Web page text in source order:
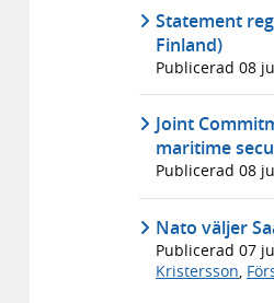
Statement
Finland)
Publicerad 08
Joint
maritime
Publicerad 08
Nato väljer
Publicerad 07
Kristersson,